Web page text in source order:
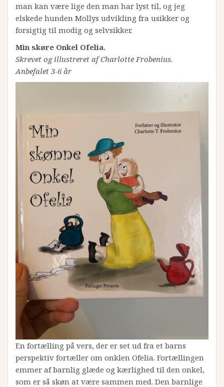
man kan være lige den man har lyst til, og jeg
elskede hunden Mollys udvikling fra usikker og
forsigtig til modig og selvsikker.
Min skøre Onkel Ofelia.
Skrevet og illustreret af Charlotte Frobenius.
Anbefalet 3-6 år
En fortælling på vers, der er set ud fra et barns
perspektiv fortæller om onklen Ofelia. Fortællingen
emmer af barnlig glæde og kærlighed til den onkel,
som er så skøn at være sammen med. Den barnlige